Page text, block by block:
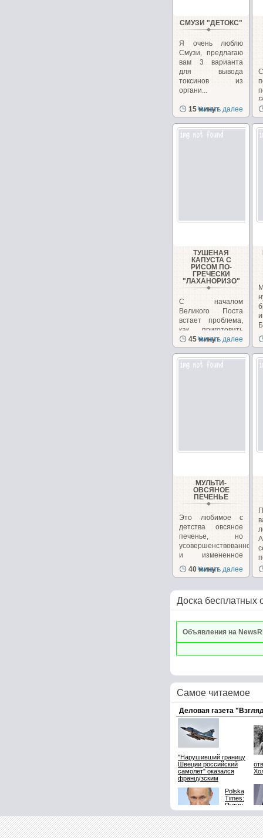
СМУЗИ "ДЕТОКС"
Я очень люблю
Смузи, предлагаю
вам 3 варианта
для вывода
токсинов из
органи...
15 минут
Читать далее
ТУШЕНАЯ
КАПУСТА С
РИСОМ ПО-
ГРЕЧЕСКИ
"ЛАХАНОРИЗО"
С началом
Великого Поста
встает проблема,
как приготовить
вкусные и
питательные...
45 минут
Читать далее
МУЛЬТИ-
ОВСЯНОЕ
ПЕЧЕНЬЕ
Это любимое с
детства овсяное
печенье, но
усовершенствованное
и измененное
для...
40 минут
Читать далее
Доска бесплатных
Объявления на
Самое читаемое